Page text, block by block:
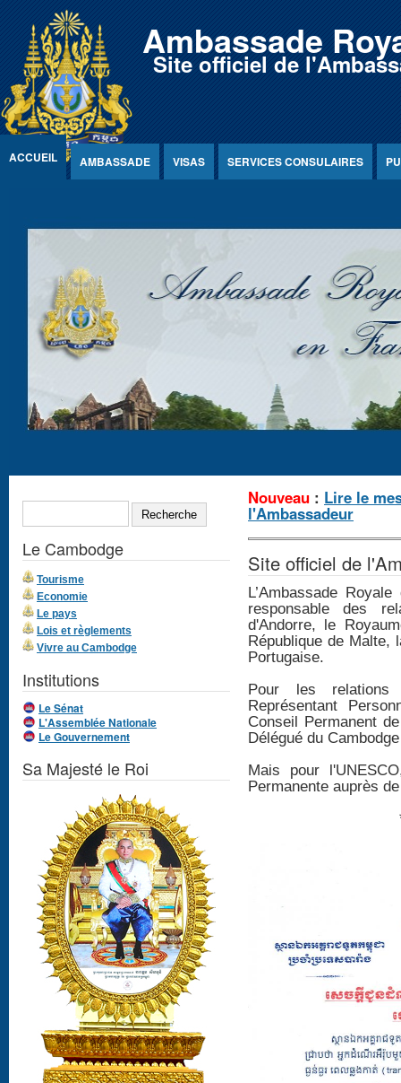
Jump to Content Ambassade
Site officiel de
ACCUEIL AMBASSADE VISAS SERVICES CONSULAIRES
Nouveau : Lire le
l'Ambassadeur
Site officiel de
L’Ambassade
responsable des
d'Andorre, le
République de Malte,
Portugaise.
Pour les relations
Représentant
Conseil Permanent
Délégué du
Mais pour
Permanente auprès
Formulaire de
recherche
Le Cambodge
Tourisme
Economie
Le pays
Lois et règlements
Vivre au Cambodge
Institutions
Le Sénat
L'Assemblée Nationale
Le Gouvernement
Sa Majesté le Roi